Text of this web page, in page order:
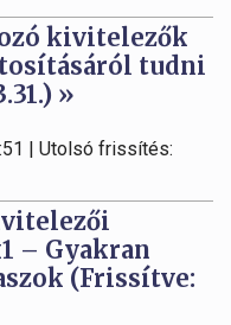
kivitelezők
tudni
»
| Utolsó frissítés:
– Gyakran
(Frissítve: